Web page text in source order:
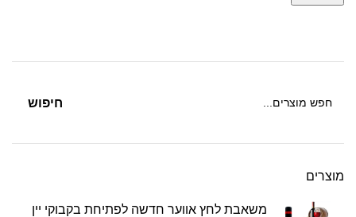
חיפוש
מוצרים
משאבת לחץ אווער חדשה לפתיחת בקבוקי יין